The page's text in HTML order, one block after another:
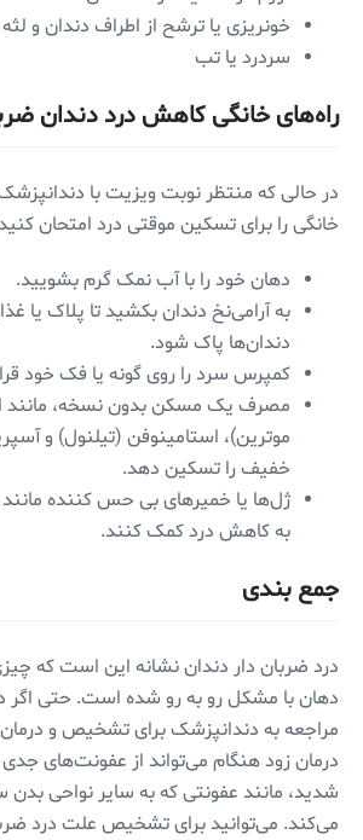
خونریزی یا ترشح از اطراف دندان و لثه
سردرد یا تب
راه‌های خانگی کاهش درد دندان
در حالی که منتظر نوبت ویزیت با
خانگی را برای تسکین موقتی درد امتحان
دهان خود را با آب نمک گرم بشویید.
به آرامی‌نخ دندان بکشید تا پلاک یا
دندان‌ها پاک شود.
کمپرس سرد را روی گونه یا فک خود
مصرف یک مسکن بدون نسخه، مانند
موترین)، استامینوفن (تیلنول) و
خفیف را تسکین دهد.
ژل‌ها یا خمیرهای بی حس کننده مانند
به کاهش درد کمک کنند.
جمع بندی
درد ضربان دار دندان نشانه این است که
دهان با مشکل رو به رو شده است. حتی اگر
مراجعه به دندانپزشک برای تشخیص و
درمان زود هنگام می‌تواند از عفونت‌های
شدید، مانند عفونتی که به سایر نواحی
می‌کند. می‌توانید برای تشخیص علت درد